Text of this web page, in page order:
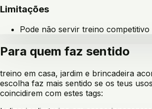
Limitações
Pode não servir treino competitivo
Para quem faz sentido
treino em casa, jardim e brincadeira
escolha faz mais sentido se os teus
coincidirem com estes tags: